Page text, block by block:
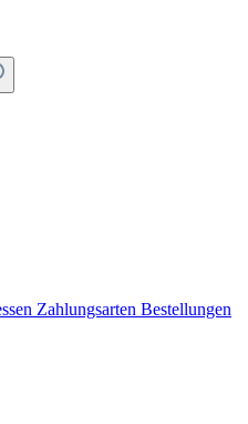
Zahlungsarten Bestellungen